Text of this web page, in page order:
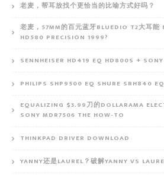
老麦，帮耳放找个更恰当的比喻方式好吗？
老麦，57MM的百元蓝牙BLUEDIO T2大耳能
HD580 PRECISION 1999?
SENNHEISER HD419 EQ HD800S +
PHILIPS SHP9500 EQ SHURE SRH840
EQUALIZING $3.99刀的DOLLARAMA
SONY MDR7506 THE HOW-TO
THINKPAD DRIVER DOWNLOAD
YANNY还是LAUREL？破解YANNY VS